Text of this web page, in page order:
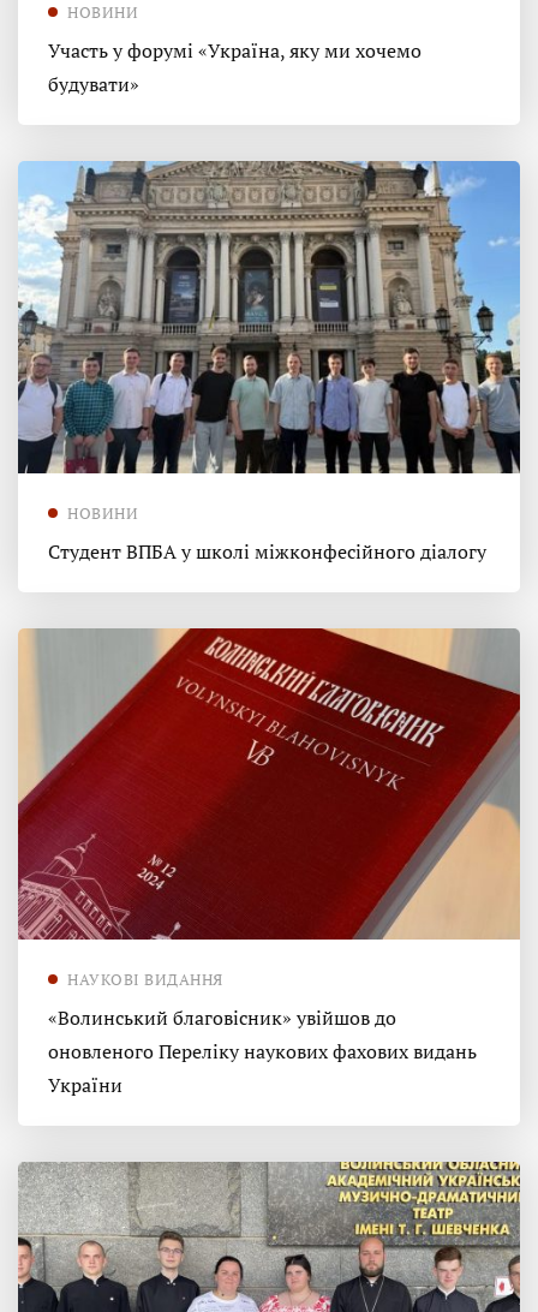
НОВИНИ
Участь у форумі «Україна, яку ми хочемо
будувати»
НОВИНИ
Студент ВПБА у школі міжконфесійного діалогу
НАУКОВІ ВИДАННЯ
«Волинський благовісник» увійшов до
оновленого Переліку наукових фахових видань
України